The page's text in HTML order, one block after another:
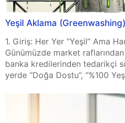
Yeşil Aklama
1. Giriş: Her Yer “Yeşil” Ama
Günümüzde market
banka kredilerinden tedarikçi
yerde “Doğa Dostu”, “%100